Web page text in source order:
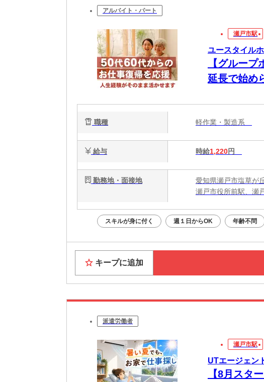
アルバイト・パート
瀬戸市駅
ユースタイル
【グルー
延長で始め
職種 軽作業・製造系
給与 時給1,220円
勤務地・面接地
愛知県瀬戸市塩草が
瀬戸市役所前駅、瀬
スキルが身に付く 週１日からOK 年齢不問
キープに追加
派遣労働者
瀬戸市駅
UTエージェン
【8月スタ